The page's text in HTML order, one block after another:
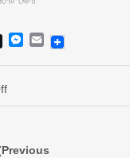
Messenger
Email